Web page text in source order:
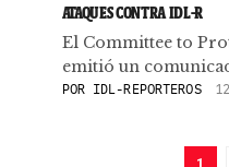
ATAQUES CONTRA IDL-R
El Committee to
emitió un
POR IDL-REPORTEROS
1